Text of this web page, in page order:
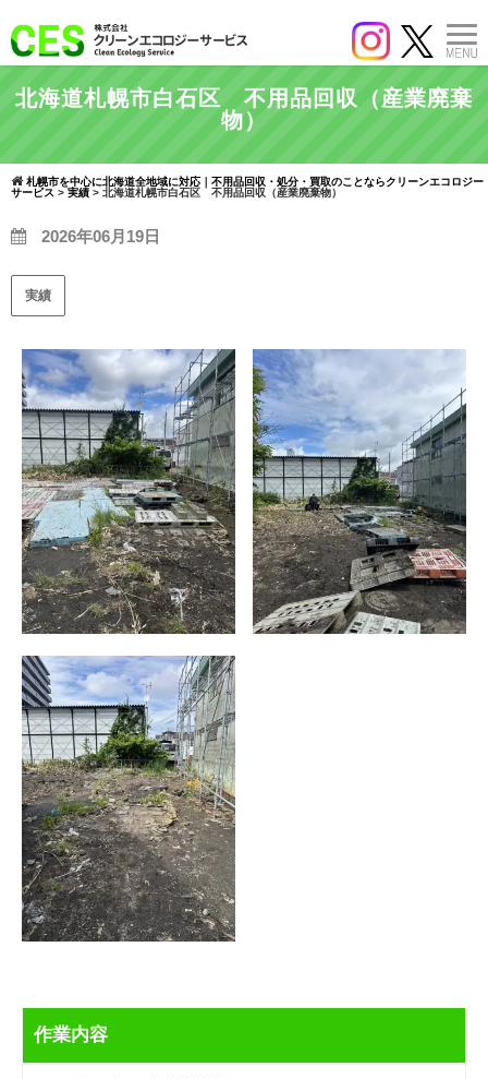
北海道札幌市白石区 不用品回収（産業廃棄
物）
札幌市を中心に北海道全地域に対応｜不用品回収・処分・買取のことならクリーンエコロジー
サービス > 実績 > 北海道札幌市白石区 不用品回収（産業廃棄物）
2026年06月19日
実績
作業内容